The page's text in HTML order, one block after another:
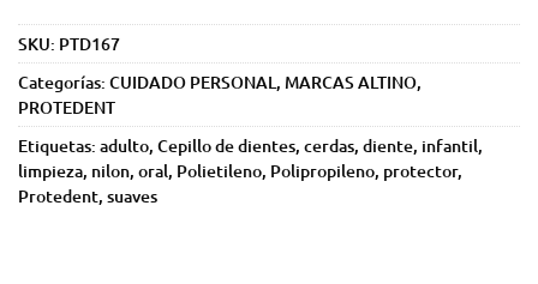
SKU: PTD167
Categorías: CUIDADO PERSONAL , MARCAS ALTINO,
PROTEDENT
Etiquetas: adulto, Cepillo de dientes, cerdas, diente, infantil,
limpieza, nilon, oral, Polietileno, Polipropileno, protector,
Protedent, suaves